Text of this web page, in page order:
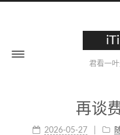
君看一
再谈
2026-05-27